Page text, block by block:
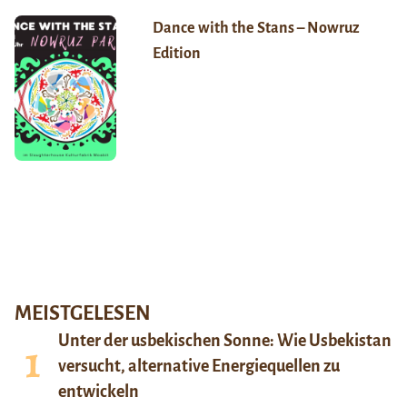
Dance with the Stans – Nowruz
Edition
MEISTGELESEN
Unter der usbekischen Sonne: Wie Usbekistan
versucht, alternative Energiequellen zu
entwickeln